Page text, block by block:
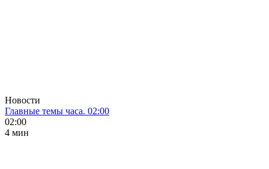
Новости
Главные темы часа. 02:00
02:00
4 мин